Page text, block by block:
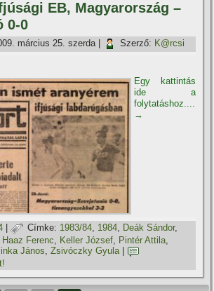
EB, Magyarország –
0-0
március 25. szerda Szerző: K@rcsi
Egy kattintás
ide a
folytatáshoz....
→
| Címke: 1983/84, 1984, Deák Sándor,
Haaz Ferenc Keller József Pintér Attila
János,Zsivóczky Gyula|